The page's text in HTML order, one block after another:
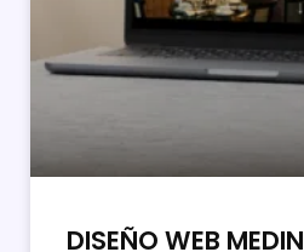
DISEÑO WEB